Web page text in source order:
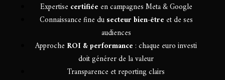
Expertise certifiée en campagnes Meta & Google
Connaissance fine dusecteur bien-être et de ses
audiences
Approche ROI & performance: chaque euro investi
doit générer de la valeur
Transparence et reporting clairs